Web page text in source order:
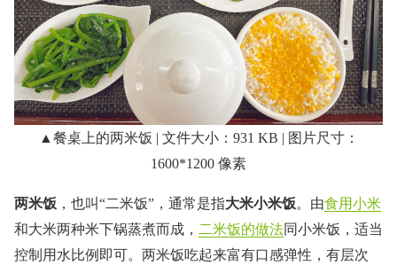
▲餐桌上的两米饭 | 文件大小：931 KB | 图片尺寸：
1600*1200 像素
两米饭 ，也叫“二米饭”，通常是指大米小米饭。由食用小米
和大米两种米下锅蒸煮而成， 二米饭的做法同小米饭，适当
控制用水比例即可。两米饭吃起来富有口感弹性，有层次